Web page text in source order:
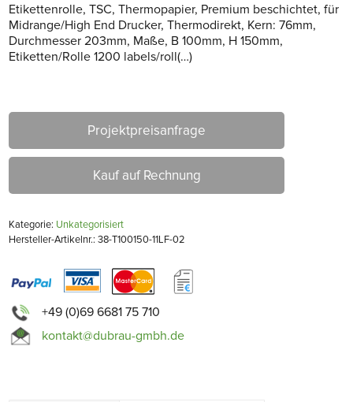
Etikettenrolle, TSC, Thermopapier, Premium beschichtet, für
Midrange/High End Drucker, Thermodirekt, Kern: 76mm,
Durchmesser 203mm, Maße, B 100mm, H 150mm,
Etiketten/Rolle 1200 labels/roll(…)
Projektpreisanfrage
Kauf auf Rechnung
Kategorie: Unkategorisiert
Hersteller-Artikelnr.: 38-T100150-11LF-02
+49 (0)69 6681 75 710
kontakt@dubrau-gmbh.de